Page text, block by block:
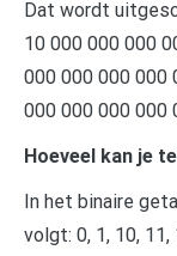
Dat wordt
10 000 000 000
000 000 000 000
000 000 000 000
Hoeveel kan je
In het binaire
volgt: 0, 1, 10,